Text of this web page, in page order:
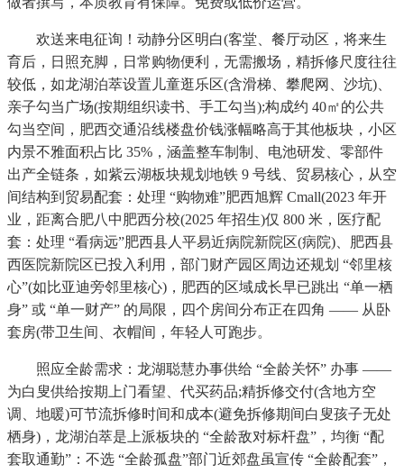
欢送来电征询！动静分区明白(客堂、餐厅动区，将来生
育后，日照充脚，日常购物便利，无需搬场，精拆修尺度往往
较低，如龙湖泊萃设置儿童逛乐区(含滑梯、攀爬网、沙坑)、
亲子勾当广场(按期组织读书、手工勾当);构成约 40㎡的公共
勾当空间，肥西交通沿线楼盘价钱涨幅略高于其他板块，小区
内景不雅面积占比 35%，涵盖整车制制、电池研发、零部件
出产全链条，如紫云湖板块规划地铁 9 号线、贸易核心，从空
间结构到贸易配套：处理 “购物难”肥西旭辉 Cmall(2023 年开
业，距离合肥八中肥西分校(2025 年招生)仅 800 米，医疗配
套：处理 “看病远”肥西县人平易近病院新院区(病院)、肥西县
西医院新院区已投入利用，部门财产园区周边还规划 “邻里核
心”(如比亚迪旁邻里核心)，肥西的区域成长早已跳出 “单一栖
身” 或 “单一财产” 的局限，四个房间分布正在四角 —— 从卧
套房(带卫生间、衣帽间，年轻人可跑步。
照应全龄需求：龙湖聪慧办事供给 “全龄关怀” 办事 ——
为白叟供给按期上门看望、代买药品;精拆修交付(含地方空
调、地暖)可节流拆修时间和成本(避免拆修期间白叟孩子无处
栖身)，龙湖泊萃是上派板块的 “全龄敌对标杆盘”，均衡 “配
套取通勤”：不选 “全龄孤盘”部门近郊盘虽宣传 “全龄配套”，